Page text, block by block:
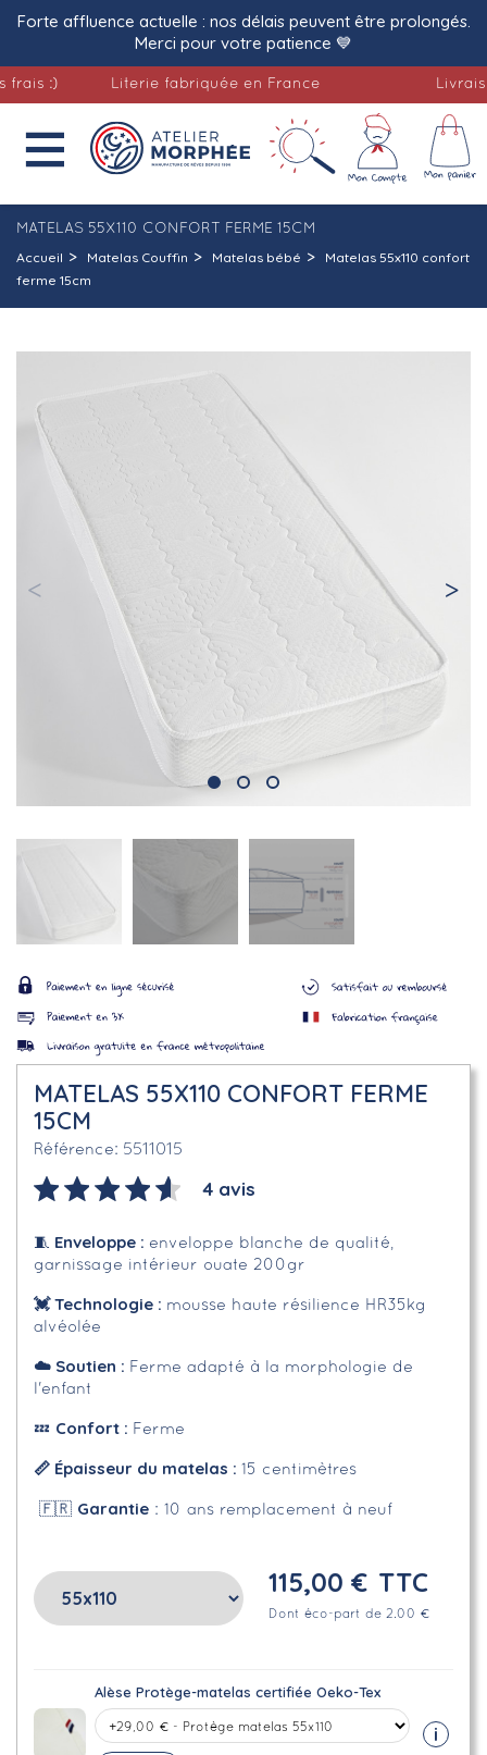
Forte affluence actuelle : nos délais peuvent être prolongés.
Merci pour votre patience 💙
:) Literie fabriquée en France Livraison

MATELAS 55X110 CONFORT FERME 15CM
Accueil Matelas Couffin Matelas bébé
Matelas 55x110 confort
ferme 15cm
MATELAS 55X110 CONFORT FERME
15CM
Référence 5511015
4 avis
🧵 Enveloppe : enveloppe blanche de qualité,
garnissage intérieur ouate 200gr
💓 Technologie : mousse haute résilience HR35kg
alvéolée
☁️ Soutien : Ferme adapté à la morphologie de
l'enfant
💤 Confort : Ferme
📏 Épaisseur du matelas : 15 centimètres
🇫🇷 Garantie : 10 ans remplacement à neuf
115,00 € TTC
Dont éco-part de 2.00 €
Alèse Protège-matelas certifiée Oeko-Tex
i